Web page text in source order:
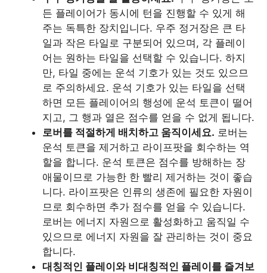
든 플레이어가 동시에 턴을 진행할 수 있게 해
주는 독특한 장치입니다. 우주 정거장은 큰 타
일과 작은 타일로 구분되어 있으며, 각 플레이
어는 원하는 타일을 선택할 수 있습니다. 하지
만, 타일 중에는 운석 기호가 있는 것도 있으므
로 주의하세요. 운석 기호가 있는 타일을 선택
하면 모든 플레이어의 행성에 운석 토큰이 떨어
지고, 그 행과 열은 점수를 얻을 수 없게 됩니다.
로버를 적절하게 배치하고 움직이세요. 로버는
운석 토큰을 제거하고 라이프팟을 회수하는 역
할을 합니다. 운석 토큰은 점수를 방해하는 장
애물이므로 가능한 한 빨리 제거하는 것이 좋습
니다. 라이프팟은 인류의 생존에 필요한 자원이
므로 회수하면 추가 점수를 얻을 수 있습니다.
로버는 에너지 자원으로 활성화하고 움직일 수
있으므로 에너지 자원을 잘 관리하는 것이 중요
합니다.
대칭적인 플레이와 비대칭적인 플레이를 즐겨보